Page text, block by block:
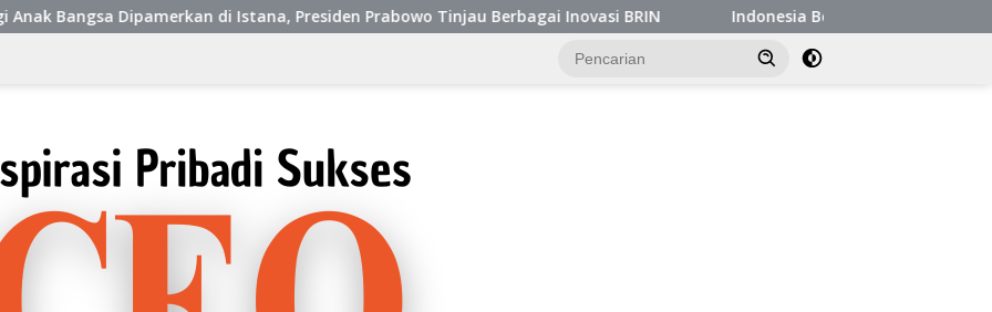
di Istana, Presiden Prabowo Tinjau Berbagai Inovasi BRIN Indonesia Berkontribusi Susun Agenda Industri BRICS,